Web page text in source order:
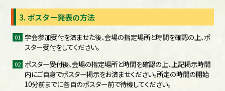
3. ポスター発表の方法
学会参加受付を済ませた後、会場の指定場所と時間を確認の上、ポ
スター受付をしてください。
ポスター受付後、会場の指定場所と時間を確認の上、上記掲示時間
内にご自身でポスター掲示をお済ませください。所定の時間の開始
10分前までに各自のポスター前で待機してください。